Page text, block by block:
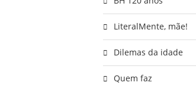
LiteralMente, mãe!
Dilemas da idade
Quem faz